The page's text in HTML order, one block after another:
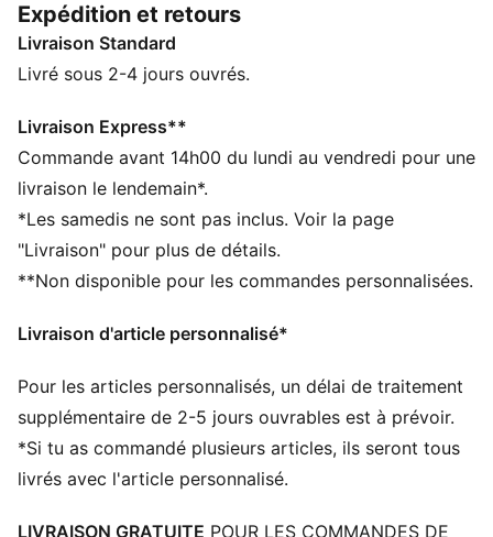
détails emblématiques de la Scuderia Ferrari.
Représente l’héritage de Ferrari partout où vas.
CARACTÉRISTIQUES + AVANTAGES
recyclé
DÉTAILS
Casquette structurée
Construction à cinq empiècements
Visière préformée
Branding Scuderia Ferrari et PUMA
Expédition et retours
Livraison Standard
Livré sous 2-4 jours ouvrés.
Livraison Express**
Commande avant 14h00 du lundi au vendredi pour une
livraison le lendemain*.
*Les samedis ne sont pas inclus. Voir la page
"Livraison" pour plus de détails.
**Non disponible pour les commandes personnalisées.
Livraison d'article personnalisé*
Pour les articles personnalisés, un délai de traitement
supplémentaire de 2-5 jours ouvrables est à prévoir.
*Si tu as commandé plusieurs articles, ils seront tous
livrés avec l'article personnalisé.
LIVRAISON GRATUITE POUR LES COMMANDES DE